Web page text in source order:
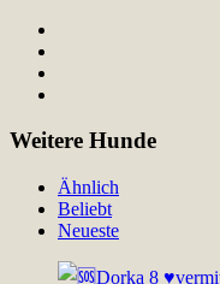
Weitere Hunde
Ähnlich
Beliebt
Neueste